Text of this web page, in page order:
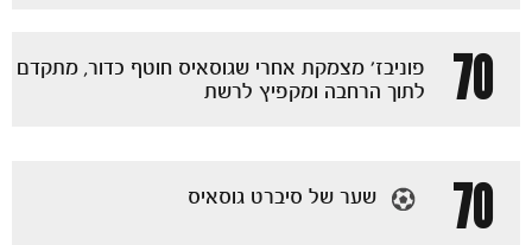
70
פוניבז' מצמקת אחרי שגוסאיס חוטף כדור, מתקדם
לתוך הרחבה ומקפיץ לרשת
70 שער של סיברט גוסאיס